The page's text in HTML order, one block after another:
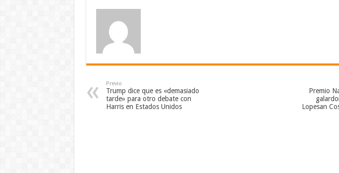
Previo
Trump dice que es «demasiado
tarde» para otro debate con
Harris en Estados Unidos
Premio
Lopesan